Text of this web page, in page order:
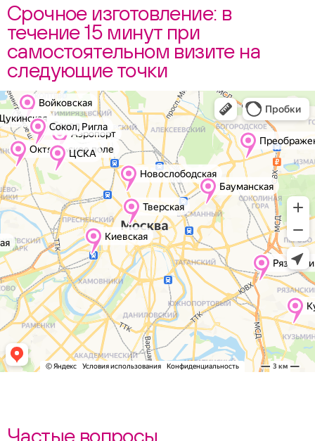
Срочное изготовление: в
течение 15 минут при
самостоятельном визите на
следующие точки
Частые вопросы